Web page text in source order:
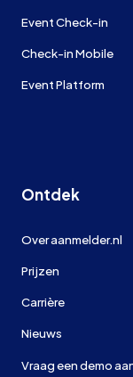
Event Check-in
Check-in Mobile
Event Platform
Ontdek
Over aanmelder.nl
Prijzen
Carrière
Nieuws
Vraag een demo